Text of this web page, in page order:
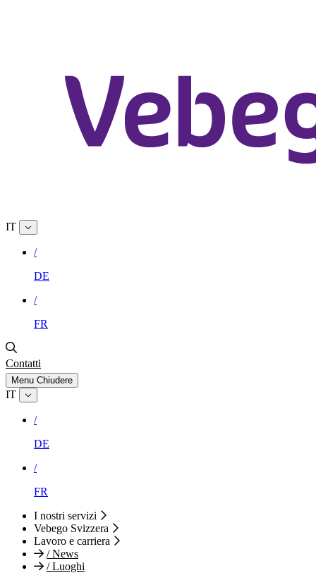
IT
/
DE
/
FR
Contatti
Menu Chiudere
IT
/
DE
/
FR
I nostri servizi
Vebego Svizzera
Lavoro e carriera
/News
/Luoghi